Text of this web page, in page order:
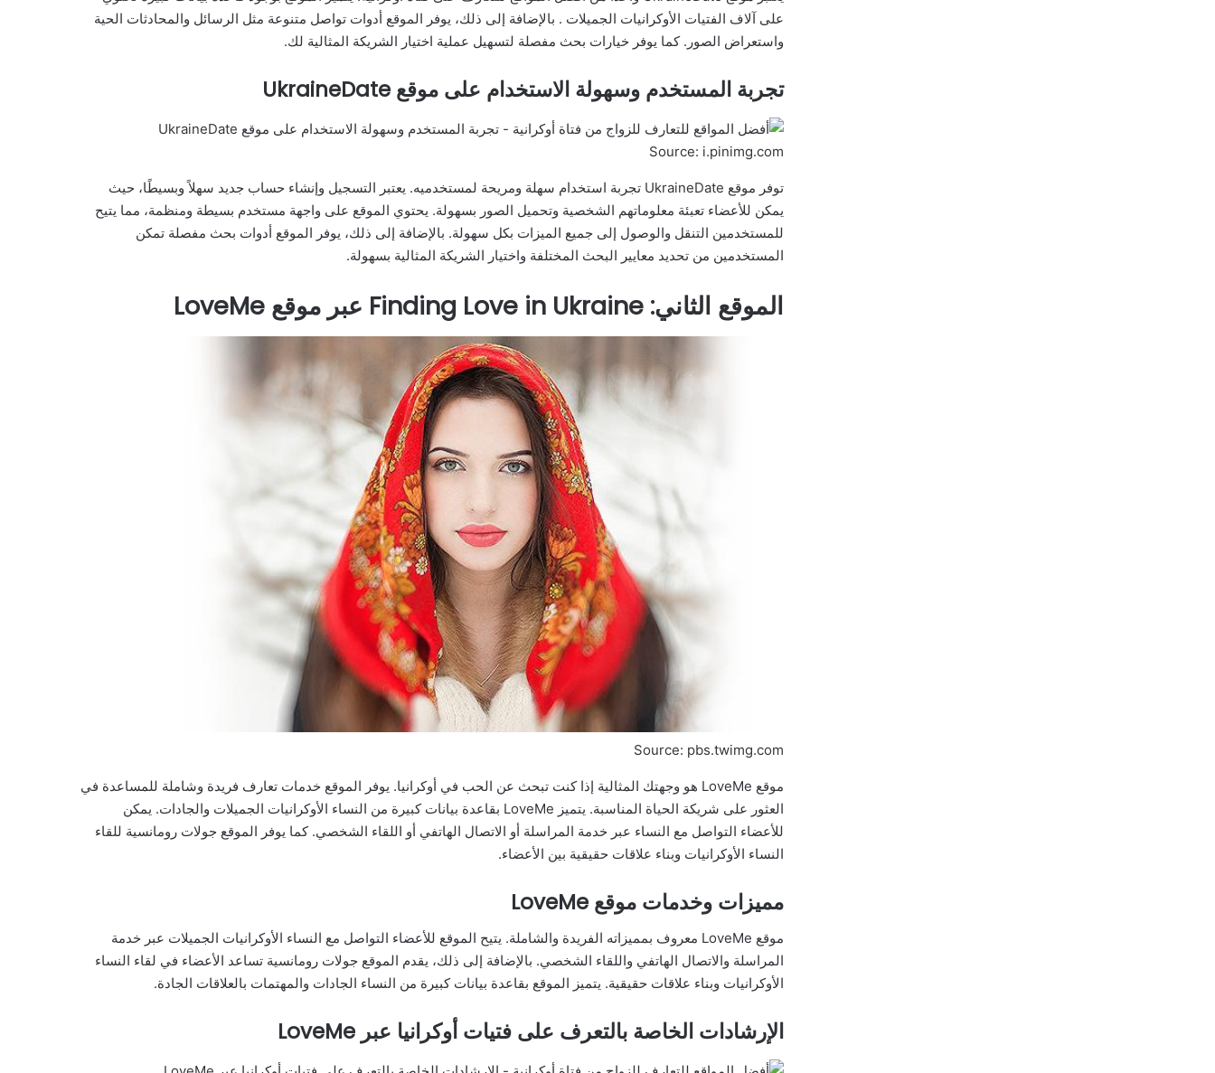
على آلاف الفتيات الأوكرانيات الجميلات . بالإضافة إلى ذلك، يوفر الموقع أدوات تواصل متنوعة مثل الرسائل والمحادثات الحية
واستعراض الصور. كما يوفر خيارات بحث مفصلة لتسهيل عملية اختيار الشريكة المثالية لك.
تجربة المستخدم وسهولة الاستخدام على موقع UkraineDate
Source: i.pinimg.com
توفر موقع UkraineDate تجربة استخدام سهلة ومريحة لمستخدميه. يعتبر التسجيل وإنشاء حساب جديد سهلاً وبسيطًا، حيث
يمكن للأعضاء تعبئة معلوماتهم الشخصية وتحميل الصور بسهولة. يحتوي الموقع على واجهة مستخدم بسيطة ومنظمة، مما يتيح
للمستخدمين التنقل والوصول إلى جميع الميزات بكل سهولة. بالإضافة إلى ذلك، يوفر الموقع أدوات بحث مفصلة تمكن
المستخدمين من تحديد معايير البحث المختلفة واختيار الشريكة المثالية بسهولة.
الموقع الثاني: Finding Love in Ukraine عبر موقع LoveMe
Source: pbs.twimg.com
موقع LoveMe هو وجهتك المثالية إذا كنت تبحث عن الحب في أوكرانيا. يوفر الموقع خدمات تعارف فريدة وشاملة للمساعدة في
العثور على شريكة الحياة المناسبة. يتميز LoveMe بقاعدة بيانات كبيرة من النساء الأوكرانيات الجميلات والجادات. يمكن
للأعضاء التواصل مع النساء عبر خدمة المراسلة أو الاتصال الهاتفي أو اللقاء الشخصي. كما يوفر الموقع جولات رومانسية للقاء
النساء الأوكرانيات وبناء علاقات حقيقية بين الأعضاء.
مميزات وخدمات موقع LoveMe
موقع LoveMe معروف بمميزاته الفريدة والشاملة. يتيح الموقع للأعضاء التواصل مع النساء الأوكرانيات الجميلات عبر خدمة
المراسلة والاتصال الهاتفي واللقاء الشخصي. بالإضافة إلى ذلك، يقدم الموقع جولات رومانسية تساعد الأعضاء في لقاء النساء
الأوكرانيات وبناء علاقات حقيقية. يتميز الموقع بقاعدة بيانات كبيرة من النساء الجادات والمهتمات بالعلاقات الجادة.
الإرشادات الخاصة بالتعرف على فتيات أوكرانيا عبر LoveMe